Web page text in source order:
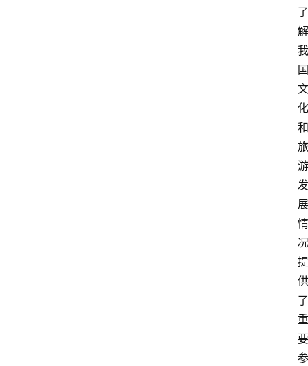
了
解
我
国
文
化
和
旅
游
发
展
情
况
提
供
了
重
要
参